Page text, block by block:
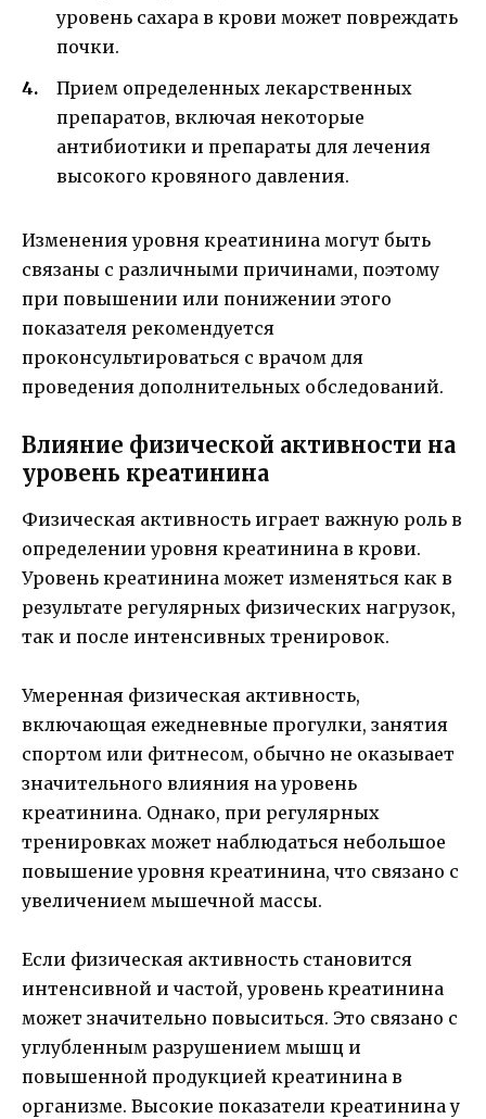
уровень сахара в крови может повреждать
почки.
Прием определенных лекарственных
препаратов, включая некоторые
антибиотики и препараты для лечения
высокого кровяного давления.
Изменения уровня креатинина могут быть
связаны с различными причинами, поэтому
при повышении или понижении этого
показателя рекомендуется
проконсультироваться с врачом для
проведения дополнительных обследований.
Влияние физической активности на
уровень креатинина
Физическая активность играет важную роль в
определении уровня креатинина в крови.
Уровень креатинина может изменяться как в
результате регулярных физических нагрузок,
так и после интенсивных тренировок.
Умеренная физическая активность,
включающая ежедневные прогулки, занятия
спортом или фитнесом, обычно не оказывает
значительного влияния на уровень
креатинина. Однако, при регулярных
тренировках может наблюдаться небольшое
повышение уровня креатинина, что связано с
увеличением мышечной массы.
Если физическая активность становится
интенсивной и частой, уровень креатинина
может значительно повыситься. Это связано с
углубленным разрушением мышц и
повышенной продукцией креатинина в
организме. Высокие показатели креатинина у